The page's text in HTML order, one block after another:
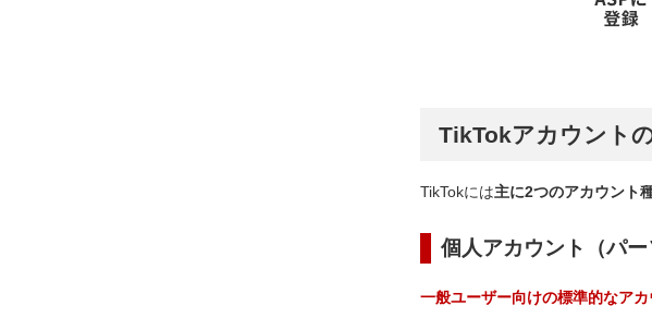
TikTokアカウント
TikTokには主に2つのアカウント
個人アカウント（パー
一般ユーザー向けの標準的なアカ